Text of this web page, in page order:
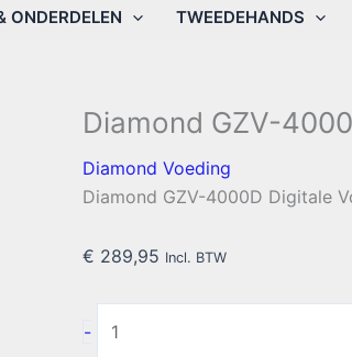
ONDERDELEN TWEEDEHANDS
Diamond GZV-
Diamond Voeding
Diamond GZV-4000D Digitale
€ 289,95 Incl. BTW
-
GZV-